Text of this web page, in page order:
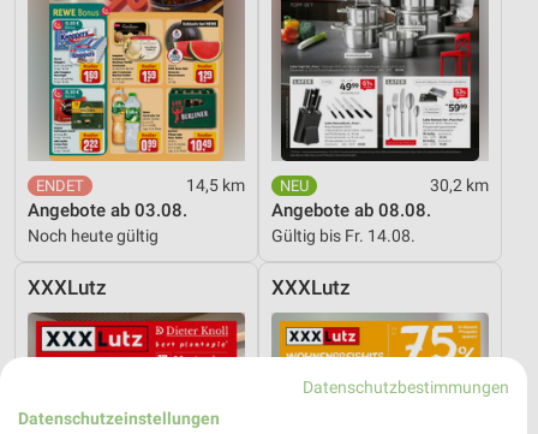
14,5 km
Angebote ab 03.08.
Noch heute gültig
30,2 km
Angebote ab 08.08.
Gültig bis Fr. 14.08.
XXXLutz XXXLutz
Datenschutzbestimmungen
Datenschutzeinstellungen